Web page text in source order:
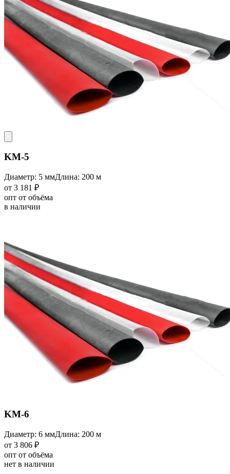
KM-5
Диаметр: 5 ммДлина: 200 м
от 3 181 ₽
опт от объёма
в наличии
KM-6
Диаметр: 6 ммДлина: 200 м
от 3 806 ₽
опт от объёма
нет в наличии